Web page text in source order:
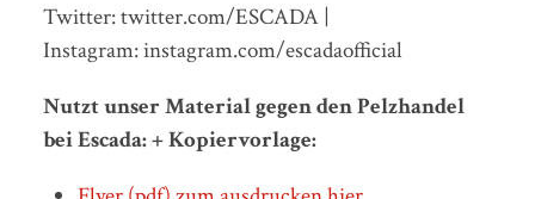
Twitter: twitter.com/ESCADA |
Instagram: instagram.com/escadaofficial
Nutzt unser Material gegen den Pelzhandel
bei Escada: + Kopiervorlage: